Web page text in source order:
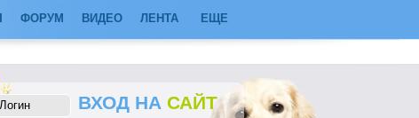
ФОРУМ ВИДЕО ЛЕНТА ЕЩЕ
ВХОД НА САЙТ